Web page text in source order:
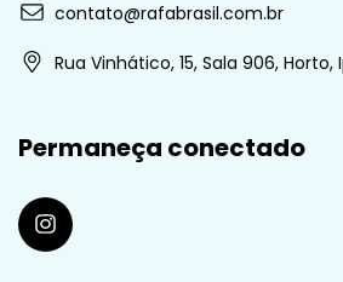
contato@rafabrasil.com.br
Rua Vinhático, 15, Sala 906,
Permaneça conectado